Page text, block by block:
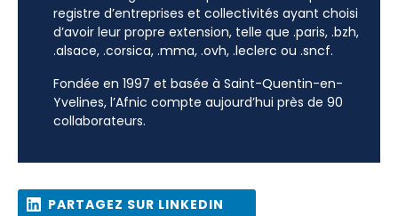
registre d’entreprises et collectivités ayant choisi
d’avoir leur propre extension, telle que .paris, .bzh,
.alsace, .corsica, .mma, .ovh, .leclerc ou .sncf.
Fondée en 1997 et basée à Saint-Quentin-en-
Yvelines, l’Afnic compte aujourd’hui près de 90
collaborateurs.
PARTAGEZ SUR LINKEDIN